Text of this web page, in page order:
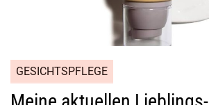
GESICHTSPFLEGE